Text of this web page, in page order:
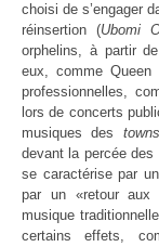
choisi de s’engager
réinsertion (Ubomi
orphelins, à partir
eux, comme
professionnelles,
lors de concerts
musiques des
devant la percée
se caractérise par
par un «retour aux
musique
certains effets,